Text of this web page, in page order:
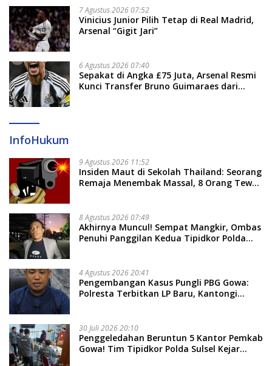
7 Agustus 2026 07:52
Vinicius Junior Pilih Tetap di Real Madrid,
Arsenal “Gigit Jari”
6 Agustus 2026 07:40
Sepakat di Angka £75 Juta, Arsenal Resmi
Kunci Transfer Bruno Guimaraes dari
InfoHukum
9 Agustus 2026 11:52
Insiden Maut di Sekolah Thailand: Seorang
Remaja Menembak Massal, 8 Orang Tewas
8 Agustus 2026 07:49
Akhirnya Muncul! Sempat Mangkir, Ombas
Penuhi Panggilan Kedua Tipidkor Polda
4 Agustus 2026 20:41
Pengembangan Kasus Pungli PBG Gowa:
Polresta Terbitkan LP Baru, Kantongi
30 Juli 2026 20:10
Penggeledahan Beruntun 5 Kantor Pemkab
Gowa! Tim Tipidkor Polda Sulsel Kejar